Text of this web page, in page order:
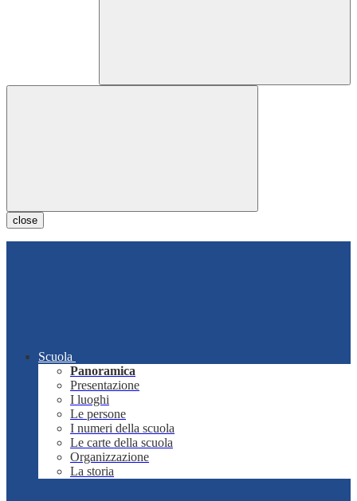
close
Scuola
Panoramica
Presentazione
I luoghi
Le persone
I numeri della scuola
Le carte della scuola
Organizzazione
La storia